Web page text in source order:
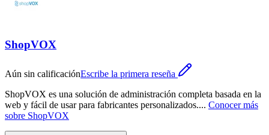
ShopVOX
Aún sin calificaciónEscribe la primera reseña
ShopVOX es una solución de administración completa basada en la
web y fácil de usar para fabricantes personalizados.... Conocer más
sobre ShopVOX